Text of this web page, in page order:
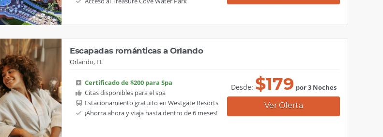
Escapadas románticas a Orlando
Orlando, FL
Certificado de $200 para Spa
Citas disponibles para el spa
Estacionamiento gratuito en Westgate Resorts
¡Ahorra ahora y viaja hasta dentro de 6 meses!
Desde: $179 por 3 Noches
Ver Oferta